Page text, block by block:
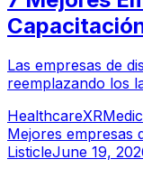
Las empresas de
reemplazando los
las siete mejores
en 2026.
HealthcareXR
Mejores empresas
ListicleJune 19,